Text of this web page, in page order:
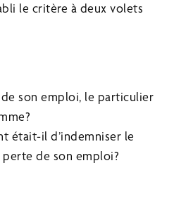
le critère à deux volets
son emploi, le particulier
était-il d’indemniser le
de son emploi?